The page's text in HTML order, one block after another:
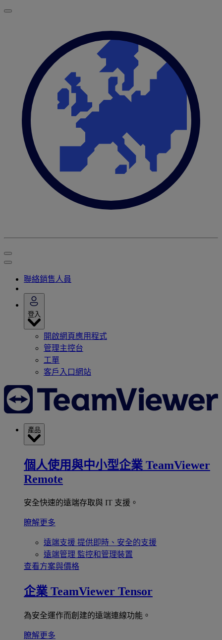
聯絡銷售人員
登入
開啟網頁應用程式
管理主控台
工單
客戶入口網站
產品
個人使用與中小型企業 TeamViewer
Remote
安全快速的遠端存取與 IT 支援。
瞭解更多
遠端支援 提供即時、安全的支援
遠端管理 監控和管理裝置
查看方案與價格
企業 TeamViewer Tensor
為安全運作而創建的遠端連線功能。
瞭解更多